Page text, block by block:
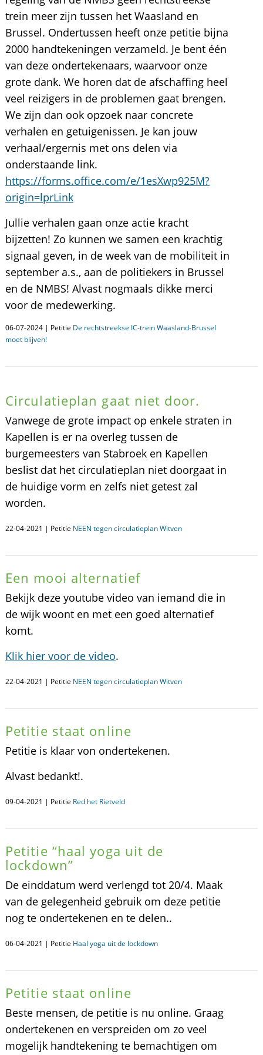
trein meer zijn tussen het Waasland en
Brussel. Ondertussen heeft onze petitie bijna
2000 handtekeningen verzameld. Je bent één
van deze ondertekenaars, waarvoor onze
grote dank. We horen dat de afschaffing heel
veel reizigers in de problemen gaat brengen.
We zijn dan ook opzoek naar concrete
verhalen en getuigenissen. Je kan jouw
verhaal/ergernis met ons delen via
onderstaande link.
https://forms.office.com/e/1esXwp925M?
origin=lprLink
Jullie verhalen gaan onze actie kracht
bijzetten! Zo kunnen we samen een krachtig
signaal geven, in de week van de mobiliteit in
september a.s., aan de politiekers in Brussel
en de NMBS! Alvast nogmaals dikke merci
voor de medewerking.
06-07-2024 | Petitie De rechtstreekse IC-trein Waasland-Brussel
moet blijven!
Circulatieplan gaat niet door.
Vanwege de grote impact op enkele straten in
Kapellen is er na overleg tussen de
burgemeesters van Stabroek en Kapellen
beslist dat het circulatieplan niet doorgaat in
de huidige vorm en zelfs niet getest zal
worden.
22-04-2021 | Petitie NEEN tegen circulatieplan Witven
Een mooi alternatief
Bekijk deze youtube video van iemand die in
de wijk woont en met een goed alternatief
komt.
Klik hier voor de video.
22-04-2021 | Petitie NEEN tegen circulatieplan Witven
Petitie staat online
Petitie is klaar von ondertekenen.
Alvast bedankt!.
09-04-2021 | Petitie Red het Rietveld
Petitie “haal yoga uit de
lockdown”
De einddatum werd verlengd tot 20/4. Maak
van de gelegenheid gebruik om deze petitie
nog te ondertekenen en te delen..
06-04-2021 | Petitie Haal yoga uit de lockdown
Petitie staat online
Beste mensen, de petitie is nu online. Graag
ondertekenen en verspreiden om zo veel
mogelijk handtekening te bemachtigen om